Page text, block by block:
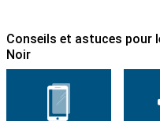
Conseils et astuces pour
Noir